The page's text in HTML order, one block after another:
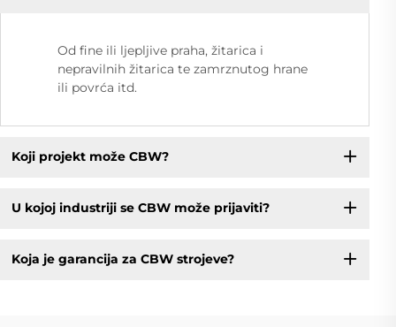
Od fine ili ljepljive praha, žitarica i
nepravilnih žitarica te zamrznutog hrane
ili povrća itd.
Koji projekt može CBW?
U kojoj industriji se CBW može prijaviti?
Koja je garancija za CBW strojeve?